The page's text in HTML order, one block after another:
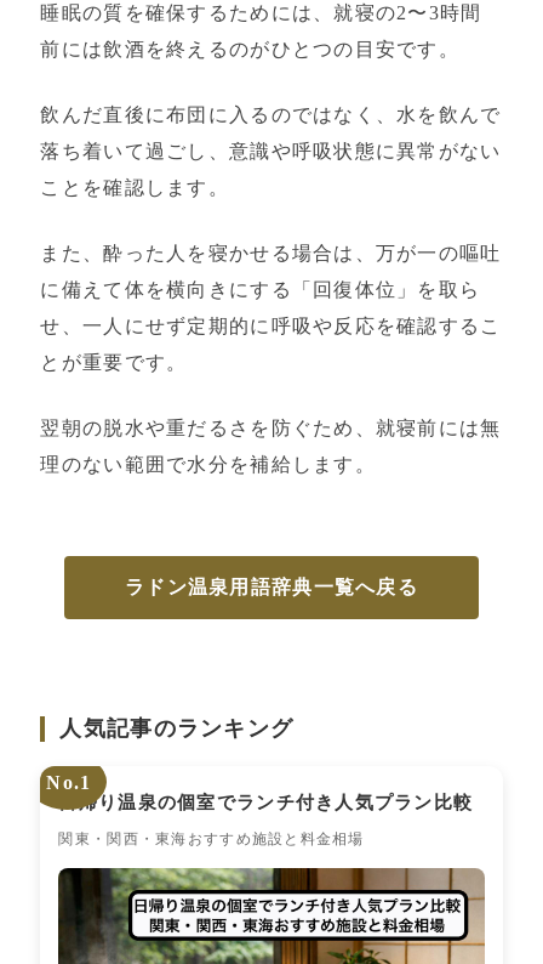
睡眠の質を確保するためには、就寝の2〜3時間
前には飲酒を終えるのがひとつの目安です。
飲んだ直後に布団に入るのではなく、水を飲んで
落ち着いて過ごし、意識や呼吸状態に異常がない
ことを確認します。
また、酔った人を寝かせる場合は、万が一の嘔吐
に備えて体を横向きにする「回復体位」を取ら
せ、一人にせず定期的に呼吸や反応を確認するこ
とが重要です。
翌朝の脱水や重だるさを防ぐため、就寝前には無
理のない範囲で水分を補給します。
ラドン温泉用語辞典一覧へ戻る
人気記事のランキング
No.1
日帰り温泉の個室でランチ付き人気プラン比較
関東・関西・東海おすすめ施設と料金相場